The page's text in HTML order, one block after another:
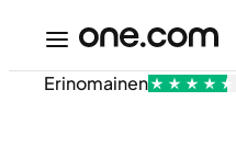
Erinomainen